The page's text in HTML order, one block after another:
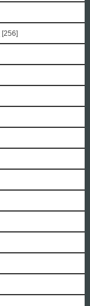
[256]